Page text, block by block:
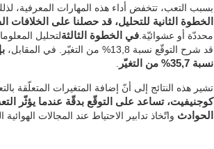
بسبب التعب، تتخفض أداء هذه المهارات المعرفية،
الخطوة الثانية للتحليل، قد حصلنا على الخلافات
محددّة أو عشوائيّة. في الخطوة الثالثةلتحليل
قد شرح التوقّع نسبة 13,8% من التغيّر. في المقابل،
نسبة 35,7% من التغيّر
تشير هذه النتائج إلى أنّ إضافة المتغيرات المتعلّقة
كوجنيفيت، تساعد على التوقّع بدقّة عندما يؤثّر
الحوادث واتّخاذ تدابير الاحتياط عند المجالات الهوائية